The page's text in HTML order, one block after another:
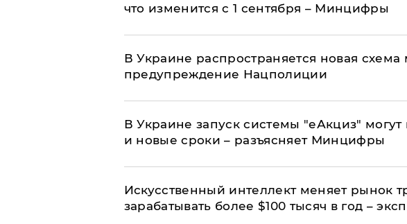
что изменится с 1 сентября – Минцифры
В Украине распространяется новая
предупреждение Нацполиции
В Украине запуск системы "еАкциз"
и новые сроки – разъясняет Минцифры
Искусственный интеллект меняет рынок
зарабатывать более $100 тысяч в год –